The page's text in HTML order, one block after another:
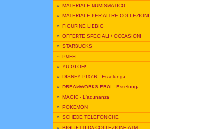
» MATERIALE NUMISMATICO
» MATERIALE PER ALTRE COLLEZIONI
» FIGURINE LIEBIG
» OFFERTE SPECIALI / OCCASIONI
» STARBUCKS
» PUFFI
» YU-GI-OH!
» DISNEY PIXAR - Esselunga
» DREAMWORKS EROI - Esselunga
» MAGIC - L'adunanza
» POKEMON
» SCHEDE TELEFONICHE
» BIGLIETTI DA COLLEZIONE ATM